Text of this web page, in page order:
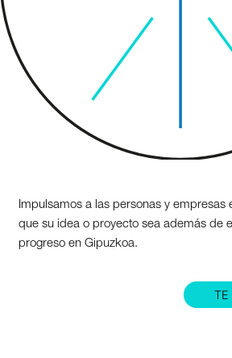
Impulsamos a las personas y
que su idea o proyecto sea además de
progreso en Gipuzkoa.
TE